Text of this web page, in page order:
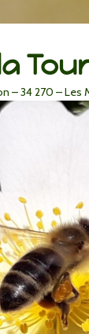
– 34 270 – Les